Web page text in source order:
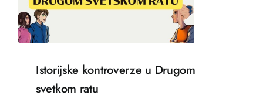
Istorijske kontroverze u Drugom
svetkom ratu